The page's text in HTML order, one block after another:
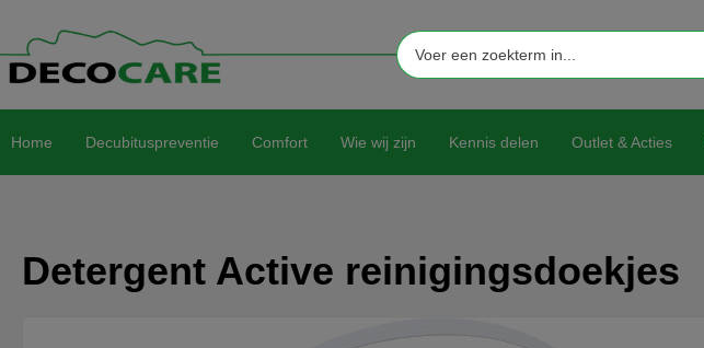
Home Decubituspreventie Comfort Wie wij zijn Kennis delen Outlet & Acties
Detergent Active reinigingsdoekjes